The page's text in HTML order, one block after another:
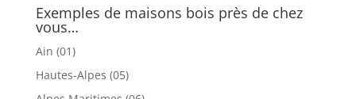
Exemples de maisons bois près de chez
vous…
Ain (01)
Hautes-Alpes (05)